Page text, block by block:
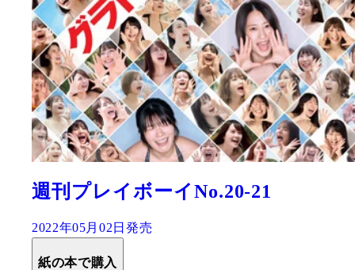
週刊プレイボーイNo.20-21
2022年05月02日発売
紙の本で購入